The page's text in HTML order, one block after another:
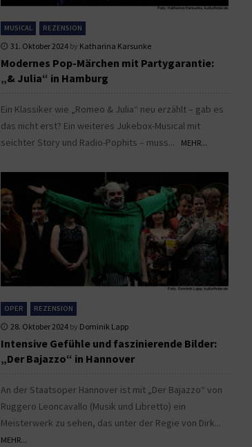
MUSICAL REZENSION
31. Oktober 2024 by Katharina Karsunke
Modernes Pop-Märchen mit Partygarantie:
„& Julia“ in Hamburg
Ein Klassiker wie „Romeo & Julia“ neu erzählt – gab es
das nicht erst? Ein weiteres Jukebox-Musical mit
seichter Story und Radio-Pophits – muss...
MEHR...
OPER REZENSION
28. Oktober 2024 by Dominik Lapp
Intensive Gefühle und faszinierende Bilder:
„Der Bajazzo“ in Hannover
An der Staatsoper Hannover ist mit „Der Bajazzo“ von
Ruggero Leoncavallo (Musik und Libretto) ein
Meisterwerk zu sehen, das unter der Regie von Dirk...
MEHR...